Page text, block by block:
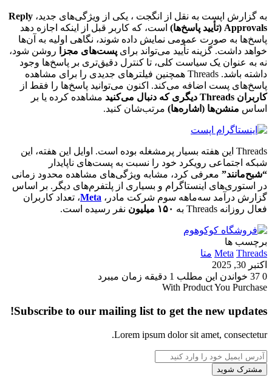
به گزارش اپست به نقل از انگجت ، یکی از ویژگی‌های جدید، Reply
Approvals (تأیید پاسخ‌ها)
است، که کاربر قبل از اینکه اجازه دهد
پاسخ‌ها به صورت عمومی نمایش داده شوند، نگاهی اولیه به آن‌ها
خواهد داشت. گزینه تأیید می‌تواند برای پست‌های مجزا
روشن شود،
نه به عنوان یک سیاست کلی، تا کنترل دقیق‌تری بر پاسخ‌ها وجود
داشته باشد. Threads همچنین فیلترهای جدیدی را برای مشاهده
پاسخ‌های پست اضافه می‌کند. اکنون می‌توانید پاسخ‌ها را فقط از
کاربران Threads دیگری که دنبال می‌کنید
مشاهده کرده یا بر
اساس منشن‌ها (اشاره‌ها) مرتب‌شان کنید.
Threads این هفته بسیار پرمشغله بوده است. اوایل این هفته، این
شبکه اجتماعی رویکرد خود را نسبت به پست‌های ناپایدار
“شبح‌مانند” معرفی کرد، مشابه ویژگی‌های مشاهده محدود زمانی
در استوری‌های اینستاگرام و بسیاری از پلتفرم‌های دیگر. بر اساس
گزارش درآمد سه‌ماهه سوم شرکت مادر، Meta، تعداد کاربران
فعال روزانه Threads به
۱۵۰ میلیون نفر رسیده است.
برچسب ها
Meta Threads
متا
اکتبر 30, 2025
0
خواندن این مطلب 1 دقیقه زمان میبرد
With Product You Purchase
Subscribe to our mailing list to get the new updates!
Lorem ipsum dolor sit amet, consectetur.
آدرس
ایمیل
خود